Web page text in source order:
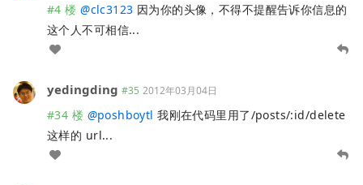
#4 楼 @clc3123 因为你的头像，不得不提醒告诉你信息的
这个人不可相信...
yedingding #35 2012年03月04日
#34 楼 @poshboytl 我刚在代码里用了/posts/:id/delete
这样的 url...